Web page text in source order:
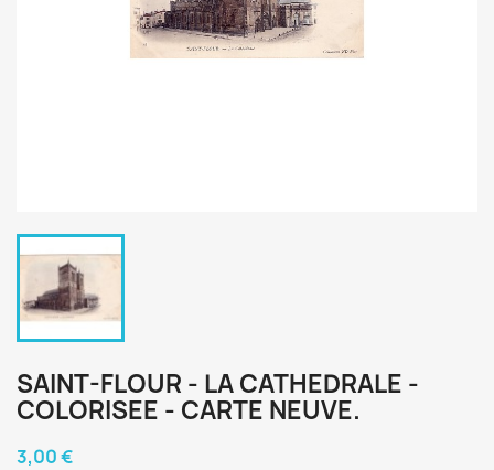
SAINT-FLOUR - LA CATHEDRALE -
COLORISEE - CARTE NEUVE.
3,00 €